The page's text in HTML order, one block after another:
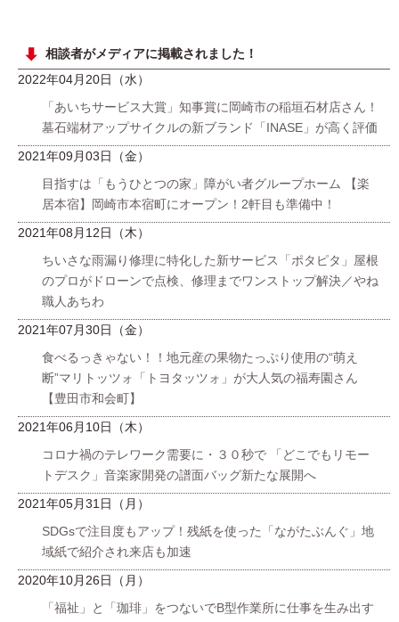
相談者がメディアに掲載されました！
2022年04月20日（水）
「あいちサービス大賞」知事賞に岡崎市の稲垣石材店さん！
墓石端材アップサイクルの新ブランド「INASE」が高く評価
2021年09月03日（金）
目指すは「もうひとつの家」障がい者グループホーム 【楽
居本宿】岡崎市本宿町にオープン！2軒目も準備中！
2021年08月12日（木）
ちいさな雨漏り修理に特化した新サービス「ポタピタ」屋根
のプロがドローンで点検、修理までワンストップ解決／やね
職人あちわ
2021年07月30日（金）
食べるっきゃない！！地元産の果物たっぷり使用の“萌え
断”マリトッツォ「トヨタッツォ」が大人気の福寿園さん
【豊田市和会町】
2021年06月10日（木）
コロナ禍のテレワーク需要に・３０秒で 「どこでもリモー
トデスク」音楽家開発の譜面バッグ新たな展開へ
2021年05月31日（月）
SDGsで注目度もアップ！残紙を使った「ながたぶんぐ」地
域紙で紹介され来店も加速
2020年10月26日（月）
「福祉」と「珈琲」をつないでB型作業所に仕事を生み出す